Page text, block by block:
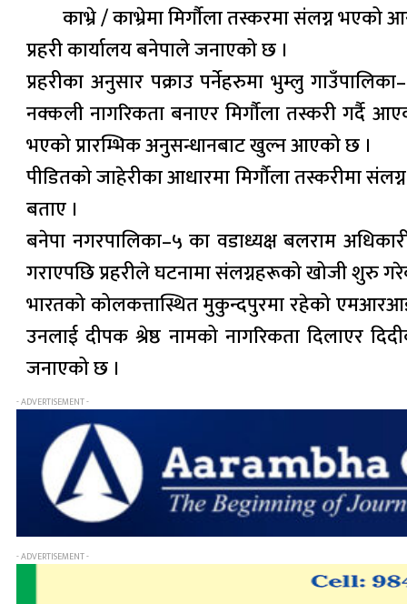
काभ्रे / काभ्रेमा मिर्गौला तस्करमा संलग्न भएको
प्रहरी कार्यालय बनेपाले जनाएको छ ।
प्रहरीका अनुसार पक्राउ पर्नेहरुमा भुम्लु
नक्कली नागरिकता बनाएर मिर्गौला तस्करी गर्दै
भएको प्रारम्भिक अनुसन्धानबाट खुल्न आएको छ ।
पीडितको जाहेरीका आधारमा मिर्गौला तस्करीमा
बताए ।
बनेपा नगरपालिका–५ का वडाध्यक्ष बलराम
गराएपछि प्रहरीले घटनामा संलग्नहरूको खोजी शुरु
भारतको कोलकत्तास्थित मुकुन्दपुरमा रहेको
उनलाई दीपक श्रेष्ठ नामको नागरिकता दिलाएर
जनाएको छ ।
- ADVERTISEMENT -
- ADVERTISEMENT -